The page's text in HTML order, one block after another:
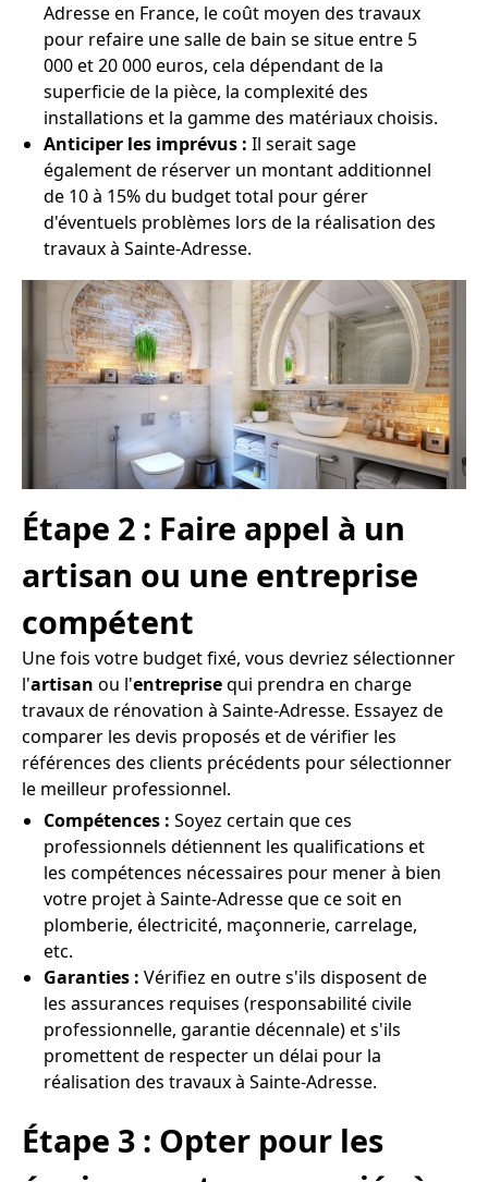
Adresse en France, le coût moyen des travaux
pour refaire une salle de bain se situe entre 5
000 et 20 000 euros, cela dépendant de la
superficie de la pièce, la complexité des
installations et la gamme des matériaux choisis.
Anticiper les imprévus : Il serait sage
également de réserver un montant additionnel
de 10 à 15% du budget total pour gérer
d'éventuels problèmes lors de la réalisation des
travaux à Sainte-Adresse.
Étape 2 : Faire appel à un
artisan ou une entreprise
compétent
Une fois votre budget fixé, vous devriez sélectionner
l'artisan ou l'entreprisequi prendra en charge
travaux de rénovation à Sainte-Adresse. Essayez de
comparer les devis proposés et de vérifier les
références des clients précédents pour sélectionner
le meilleur professionnel.
Compétences : Soyez certain que ces
professionnels détiennent les qualifications et
les compétences nécessaires pour mener à bien
votre projet à Sainte-Adresse que ce soit en
plomberie, électricité, maçonnerie, carrelage,
etc.
Garanties : Vérifiez en outre s'ils disposent de
les assurances requises (responsabilité civile
professionnelle, garantie décennale) et s'ils
promettent de respecter un délai pour la
réalisation des travaux à Sainte-Adresse.
Étape 3 : Opter pour les